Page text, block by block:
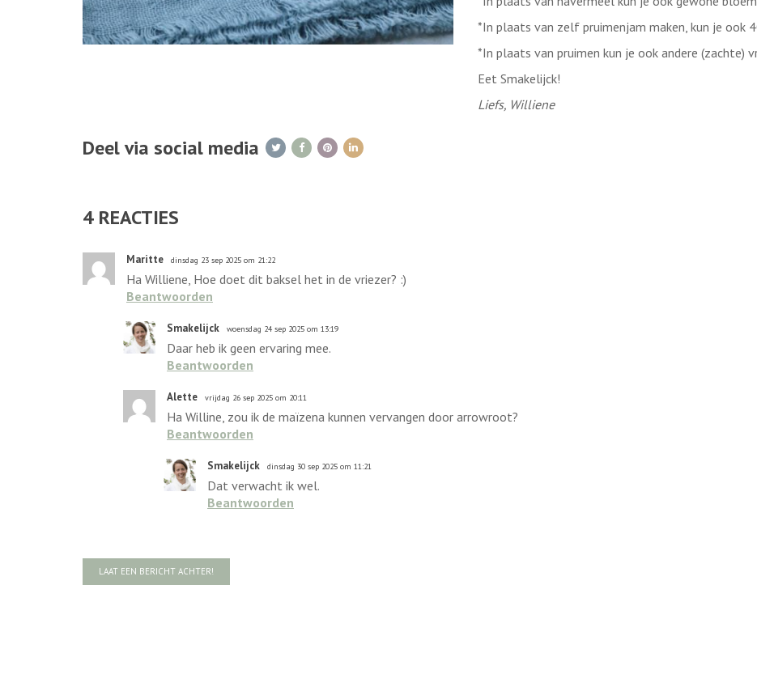
*In plaats van zelf pruimenjam maken, kun je ook
*In plaats van pruimen kun je ook andere (zachte)
Eet Smakelijck!
Liefs, Williene
Deel via social media
4 REACTIES
Maritte dinsdag 23 sep 2025 om 21:22
Ha Williene, Hoe doet dit baksel het in de vriezer? :)
Beantwoorden
Smakelijck woensdag 24 sep 2025 om 13:19
Daar heb ik geen ervaring mee.
Beantwoorden
Alette vrijdag 26 sep 2025 om 20:11
Ha Willine, zou ik de maïzena kunnen vervangen door arrowroot?
Beantwoorden
Smakelijck dinsdag 30 sep 2025 om 11:21
Dat verwacht ik wel.
Beantwoorden
LAAT EEN BERICHT ACHTER!